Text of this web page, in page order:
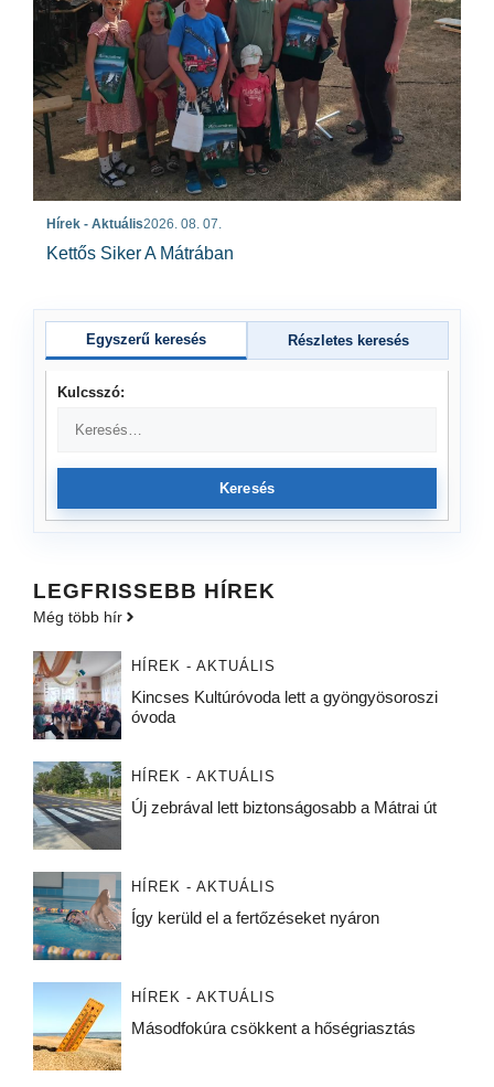
Hírek - Aktuális2026. 08. 07.
Kettős Siker A Mátrában
Egyszerű keresés Részletes keresés
Kulcsszó:
Keresés
LEGFRISSEBB HÍREK
Még több hír
HÍREK - AKTUÁLIS
Kincses Kultúróvoda lett a gyöngyösoroszi
óvoda
HÍREK - AKTUÁLIS
Új zebrával lett biztonságosabb a Mátrai út
HÍREK - AKTUÁLIS
Így kerüld el a fertőzéseket nyáron
HÍREK - AKTUÁLIS
Másodfokúra csökkent a hőségriasztás